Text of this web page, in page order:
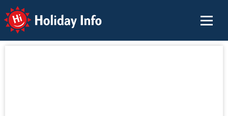
Holiday Info